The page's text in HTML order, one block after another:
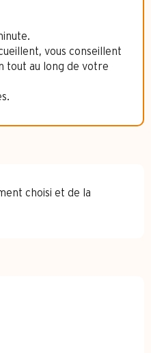
vous conseillent
tout au long de votre
choisi et de la